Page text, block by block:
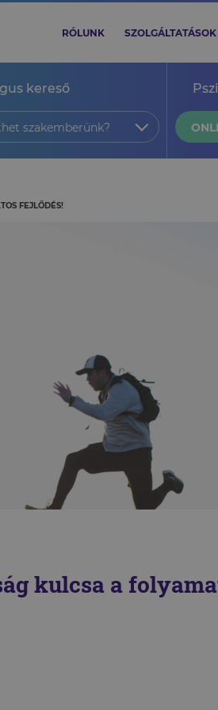
RÓLUNK SZOLGÁLTATÁSOK
kereső
szakemberünk?
FEJLŐDÉS!
kulcsa a